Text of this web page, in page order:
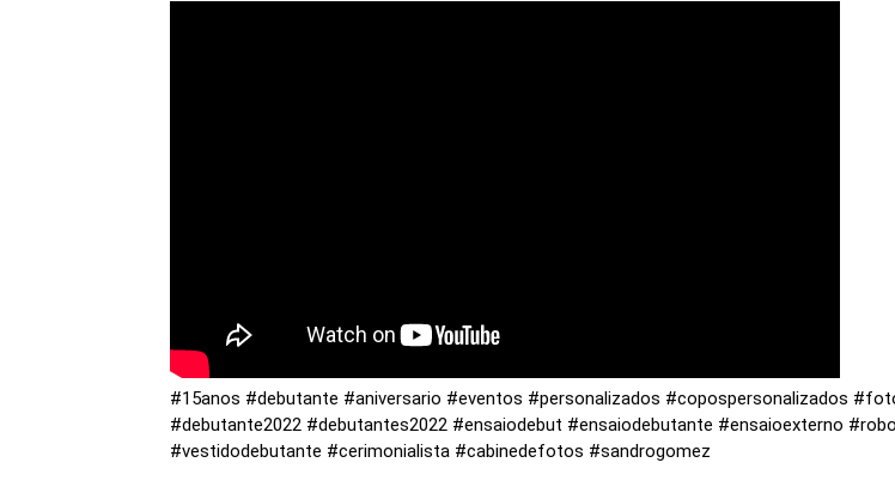
#15anos #debutante #aniversario #eventos #personalizados #copospersonalizados
#debutante2022 #debutantes2022 #ensaiodebut #ensaiodebutante #ensaioexterno
#vestidodebutante #cerimonialista #cabinedefotos #sandrogomez